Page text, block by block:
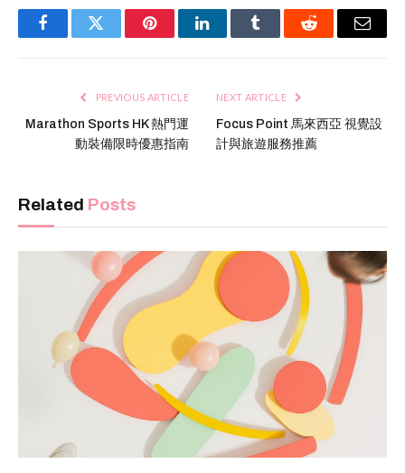
FacebookTwitter PinterestLinkedInTumblr Reddit Email
PREVIOUS ARTICLE
Marathon Sports HK 熱門運
動裝備限時優惠指南
NEXT ARTICLE
Focus Point 馬來西亞 視覺設
計與旅遊服務推薦
Related Posts